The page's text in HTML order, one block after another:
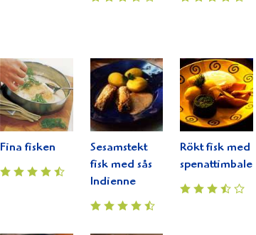
Fina fisken
Sesamstekt
fisk med sås
Indienne
Rökt fisk med
spenattimbaler